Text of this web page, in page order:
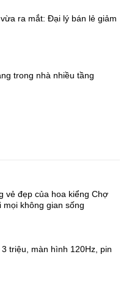
ra mắt: Đại lý bán lẻ giảm
trong nhà nhiều tầng
vẻ đẹp của hoa kiểng Chợ
không gian sống
triệu, màn hình 120Hz, pin